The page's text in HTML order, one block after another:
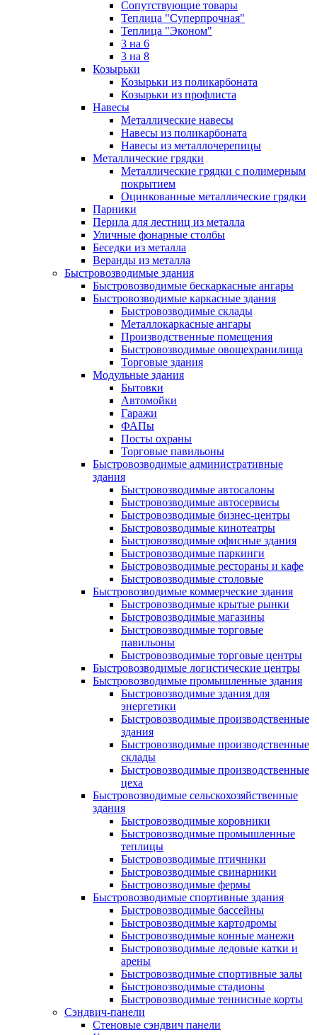
Сопутствующие товары
Теплица "Суперпрочная"
Теплица "Эконом"
3 на 6
3 на 8
Козырьки
Козырьки из поликарбоната
Козырьки из профлиста
Навесы
Металлические навесы
Навесы из поликарбоната
Навесы из металлочерепицы
Металлические грядки
Металлические грядки с полимерным
покрытием
Оцинкованные металлические грядки
Парники
Перила для лестниц из металла
Уличные фонарные столбы
Беседки из металла
Веранды из металла
Быстровозводимые здания
Быстровозводимые бескаркасные ангары
Быстровозводимые каркасные здания
Быстровозводимые склады
Металлокаркасные ангары
Производственные помещения
Быстровозводимые овощехранилища
Торговые здания
Модульные здания
Бытовки
Автомойки
Гаражи
ФАПы
Посты охраны
Торговые павильоны
Быстровозводимые административные
здания
Быстровозводимые автосалоны
Быстровозводимые автосервисы
Быстровозводимые бизнес-центры
Быстровозводимые кинотеатры
Быстровозводимые офисные здания
Быстровозводимые паркинги
Быстровозводимые рестораны и кафе
Быстровозводимые столовые
Быстровозводимые коммерческие здания
Быстровозводимые крытые рынки
Быстровозводимые магазины
Быстровозводимые торговые
павильоны
Быстровозводимые торговые центры
Быстровозводимые логистические центры
Быстровозводимые промышленные здания
Быстровозводимые здания для
энергетики
Быстровозводимые производственные
здания
Быстровозводимые производственные
склады
Быстровозводимые производственные
цеха
Быстровозводимые сельскохозяйственные
здания
Быстровозводимые коровники
Быстровозводимые промышленные
теплицы
Быстровозводимые птичники
Быстровозводимые свинарники
Быстровозводимые фермы
Быстровозводимые спортивные здания
Быстровозводимые бассейны
Быстровозводимые картодромы
Быстровозводимые конные манежи
Быстровозводимые ледовые катки и
арены
Быстровозводимые спортивные залы
Быстровозводимые стадионы
Быстровозводимые теннисные корты
Сэндвич-панели
Стеновые сэндвич панели